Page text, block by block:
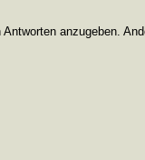
anzugeben.